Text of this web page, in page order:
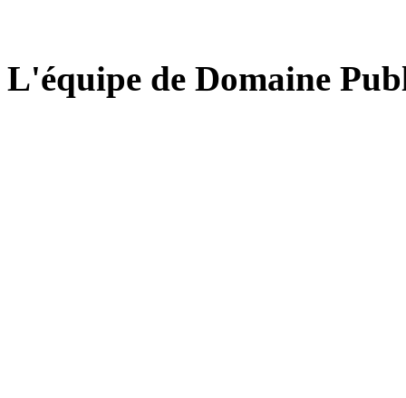
L'équipe de Domaine